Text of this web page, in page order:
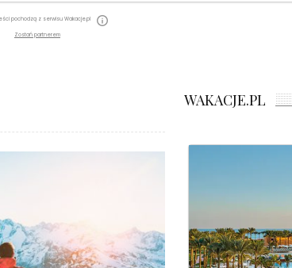
pochodzą z serwisu Wakacje.pl
Zostań partnerem
WAKACJE.PL